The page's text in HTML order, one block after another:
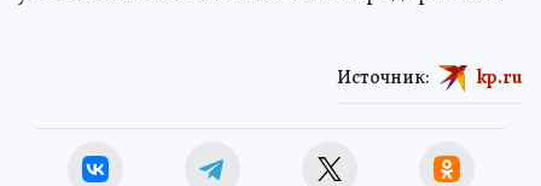
Источник: kp.ru